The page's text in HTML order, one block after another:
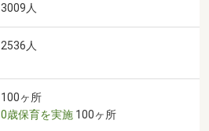
3009人
2536人
100ヶ所
0歳保育を実施 100ヶ所